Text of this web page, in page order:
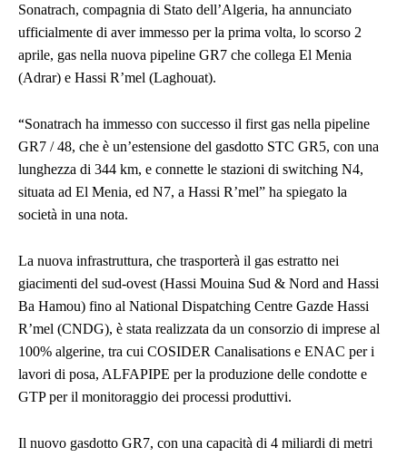
Sonatrach, compagnia di Stato dell’Algeria, ha annunciato
ufficialmente di aver immesso per la prima volta, lo scorso 2
aprile, gas nella nuova pipeline GR7 che collega El Menia
(Adrar) e Hassi R’mel (Laghouat).
“Sonatrach ha immesso con successo il first gas nella pipeline
GR7 / 48, che è un’estensione del gasdotto STC GR5, con una
lunghezza di 344 km, e connette le stazioni di switching N4,
situata ad El Menia, ed N7, a Hassi R’mel” ha spiegato la
società in una nota.
La nuova infrastruttura, che trasporterà il gas estratto nei
giacimenti del sud-ovest (Hassi Mouina Sud & Nord and Hassi
Ba Hamou) fino al National Dispatching Centre Gazde Hassi
R’mel (CNDG), è stata realizzata da un consorzio di imprese al
100% algerine, tra cui COSIDER Canalisations e ENAC per i
lavori di posa, ALFAPIPE per la produzione delle condotte e
GTP per il monitoraggio dei processi produttivi.
Il nuovo gasdotto GR7, con una capacità di 4 miliardi di metri